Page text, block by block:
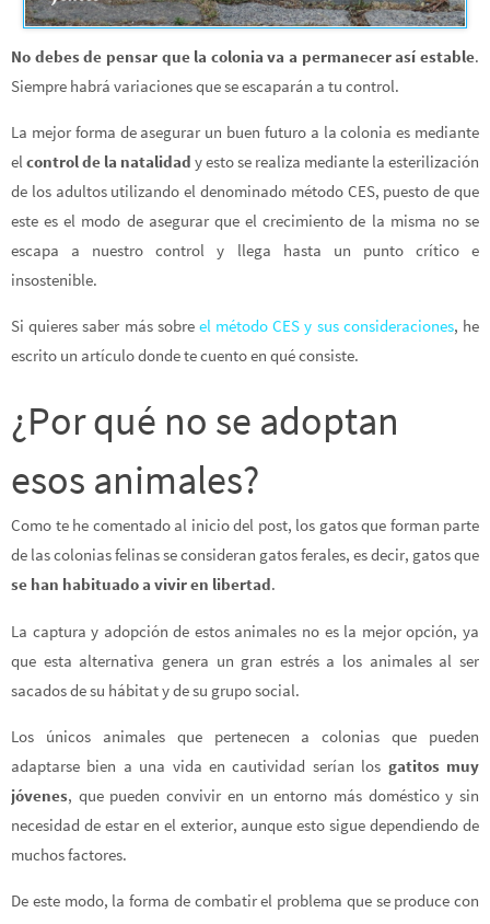
No debes de pensar que la colonia va a permanecer así estable.
Siempre habrá variaciones que se escaparán a tu control.
La mejor forma de asegurar un buen futuro a la colonia es mediante
elcontrol de la natalidad y esto se realiza mediante la esterilización
de los adultos utilizando el denominado método CES, puesto de que
este es el modo de asegurar que el crecimiento de la misma no se
escapa a nuestro control y llega hasta un punto crítico e
insostenible.
Si quieres saber más sobre el método CES y sus consideraciones, he
escrito un artículo donde te cuento en qué consiste.
¿Por qué no se adoptan
esos animales?
Como te he comentado al inicio del post, los gatos que forman parte
de las colonias felinas se consideran gatos ferales, es decir, gatos que
se han habituado a vivir en libertad.
La captura y adopción de estos animales no es la mejor opción, ya
que esta alternativa genera un gran estrés a los animales al ser
sacados de su hábitat y de su grupo social.
Los únicos animales que pertenecen a colonias que pueden
adaptarse bien a una vida en cautividad serían los gatitos muy
jóvenes, que pueden convivir en un entorno más doméstico y sin
necesidad de estar en el exterior, aunque esto sigue dependiendo de
muchos factores.
De este modo, la forma de combatir el problema que se produce con